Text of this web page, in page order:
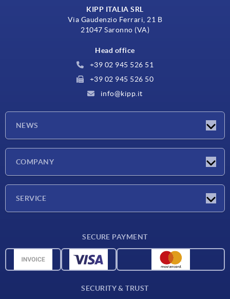
KIPP ITALIA SRL
Via Gaudenzio Ferrari, 21 B
21047 Saronno (VA)
Head office
+39 02 945 526 51
+39 02 945 526 50
info@kipp.it
NEWS
COMPANY
SERVICE
CAD data
SECURE PAYMENT
SECURITY & TRUST